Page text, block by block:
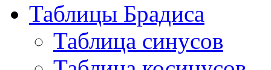
Таблицы Брадиса
Таблица синусов